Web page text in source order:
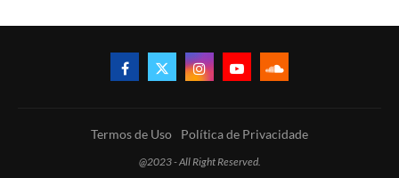
Termos de Uso Política de Privacidade
@2023 - All Right Reserved.